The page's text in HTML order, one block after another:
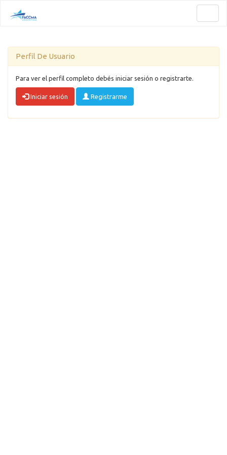
Perfil De Usuario
Para ver el perfil completo debés iniciar sesión o registrarte.
Iniciar sesión Registrarme